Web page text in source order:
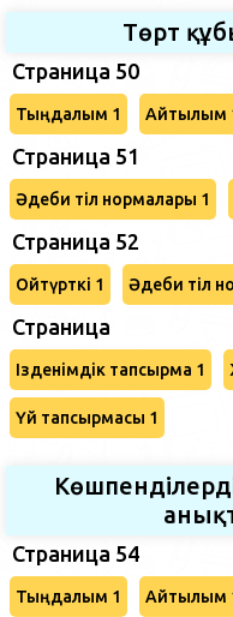
Төрт
Страница 50
Тыңдалым 1 Айтылым
Страница 51
Әдеби тіл нормалары 1
Страница 52
Ойтүрткі 1 Әдеби тіл
Страница
Ізденімдік тапсырма 1
Үй тапсырмасы 1
Страница 54
Тыңдалым 1 Айтылым